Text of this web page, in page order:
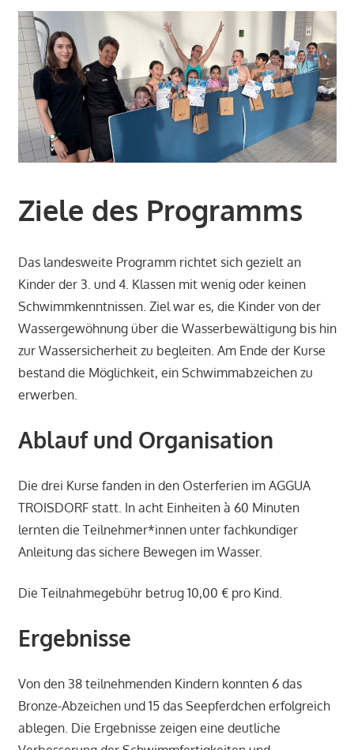
Ziele des Programms
Das landesweite Programm richtet sich gezielt an
Kinder der 3. und 4. Klassen mit wenig oder keinen
Schwimmkenntnissen. Ziel war es, die Kinder von der
Wassergewöhnung über die Wasserbewältigung bis hin
zur Wassersicherheit zu begleiten. Am Ende der Kurse
bestand die Möglichkeit, ein Schwimmabzeichen zu
erwerben.
Ablauf und Organisation
Die drei Kurse fanden in den Osterferien im AGGUA
TROISDORF statt. In acht Einheiten à 60 Minuten
lernten die Teilnehmer*innen unter fachkundiger
Anleitung das sichere Bewegen im Wasser.
Die Teilnahmegebühr betrug 10,00 € pro Kind.
Ergebnisse
Von den 38 teilnehmenden Kindern konnten 6 das
Bronze-Abzeichen und 15 das Seepferdchen erfolgreich
ablegen. Die Ergebnisse zeigen eine deutliche